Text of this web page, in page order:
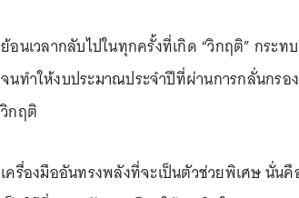
ย้อนเวลากลับไปในทุกครั้งที่เกิด “วิกฤติ” กระ
จนทำให้งบประมาณประจำปีที่ผ่านการกลั่นกร
วิกฤติ
เครื่องมืออันทรงพลังที่จะเป็นตัวช่วยพิเศษ นั่น